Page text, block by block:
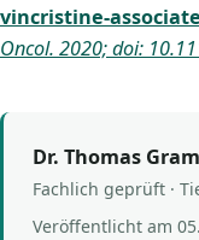
vincristine-
Oncol. 2020; doi:
Dr. Thomas
Fachlich geprüft ·
Veröffentlicht am